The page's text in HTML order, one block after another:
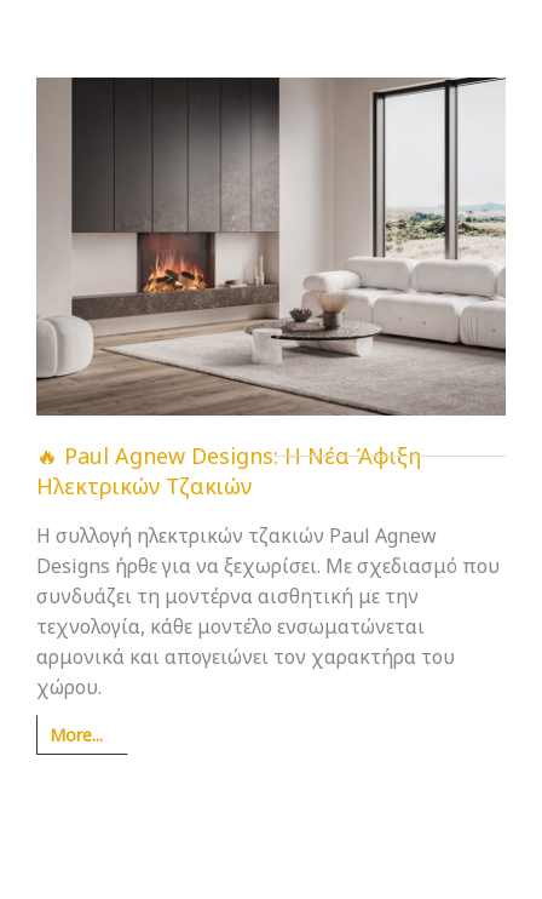
🔥 Paul Agnew Designs: Η Νέα Άφιξη
Ηλεκτρικών Τζακιών
Η συλλογή ηλεκτρικών τζακιών Paul Agnew
Designs ήρθε για να ξεχωρίσει. Με σχεδιασμό που
συνδυάζει τη μοντέρνα αισθητική με την
τεχνολογία, κάθε μοντέλο ενσωματώνεται
αρμονικά και απογειώνει τον χαρακτήρα του
χώρου.
More...